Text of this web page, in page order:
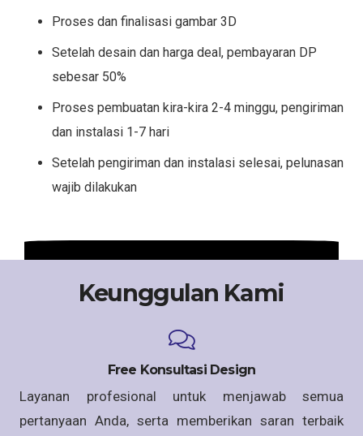
Proses dan finalisasi gambar 3D
Setelah desain dan harga deal, pembayaran DP
sebesar 50%
Proses pembuatan kira-kira 2-4 minggu, pengiriman
dan instalasi 1-7 hari
Setelah pengiriman dan instalasi selesai, pelunasan
wajib dilakukan
Keunggulan Kami
Free Konsultasi Design
Layanan profesional untuk menjawab semua
pertanyaan Anda, serta memberikan saran terbaik